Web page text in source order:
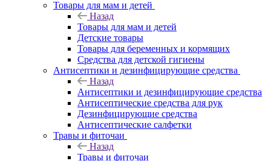
Товары для мам и детей
Назад
Товары для мам и детей
Детские товары
Товары для беременных и кормящих
Средства для детской гигиены
Антисептики и дезинфицирующие средства
Назад
Антисептики и дезинфицирующие средства
Антисептические средства для рук
Дезинфицирующие средства
Антисептические салфетки
Травы и фиточаи
Назад
Травы и фиточаи